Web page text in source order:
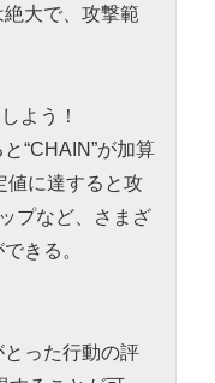
大で、攻撃範
よう！
“CHAIN”が加算
値に達すると攻
プなど、さまざ
きる。
った行動の評